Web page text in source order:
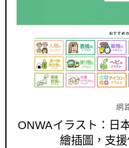
網
ONWAイラスト：日
繪插圖，支